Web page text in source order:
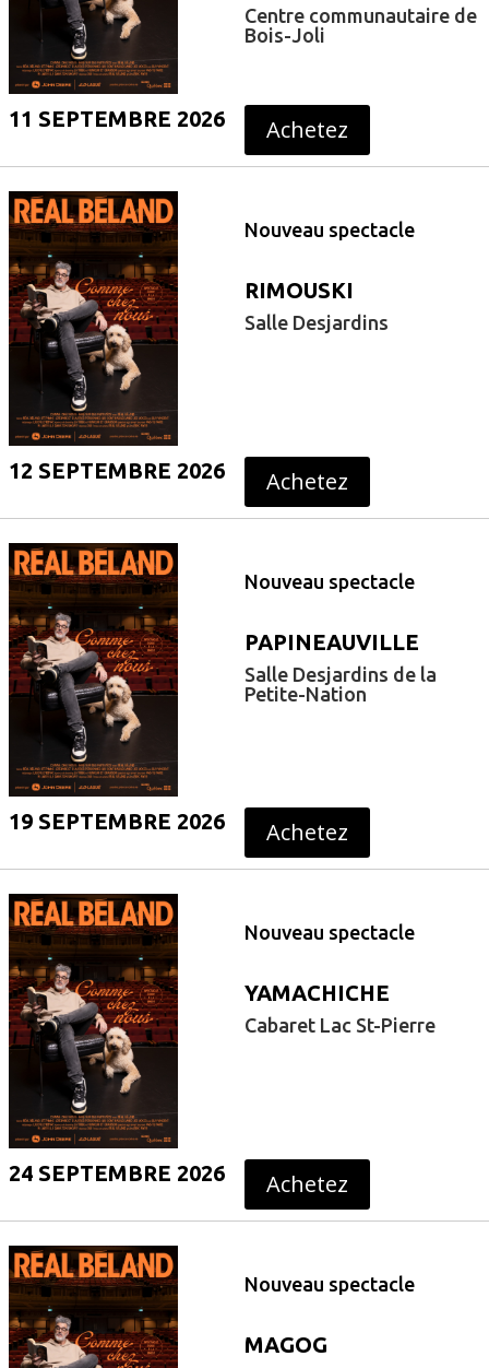
Centre communautaire de
Bois-Joli
11 SEPTEMBRE 2026 Achetez
Nouveau spectacle
RIMOUSKI
Salle Desjardins
12 SEPTEMBRE 2026 Achetez
Nouveau spectacle
PAPINEAUVILLE
Salle Desjardins de la
Petite-Nation
19 SEPTEMBRE 2026 Achetez
Nouveau spectacle
YAMACHICHE
Cabaret Lac St-Pierre
24 SEPTEMBRE 2026 Achetez
Nouveau spectacle
MAGOG